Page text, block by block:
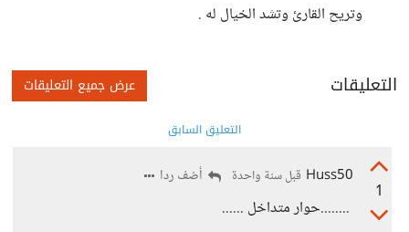
وتريح القارئ وتشد الخيال له .
التعليقات عرض جميع التعليقات
التعليق السابق
1
Huss50 قبل سنة واحدة أضف ردا
........حوار متداخل ......